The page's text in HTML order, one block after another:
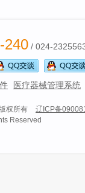
240 / 024-
医疗器械管理系统
权所有 辽ICP备
Reserved